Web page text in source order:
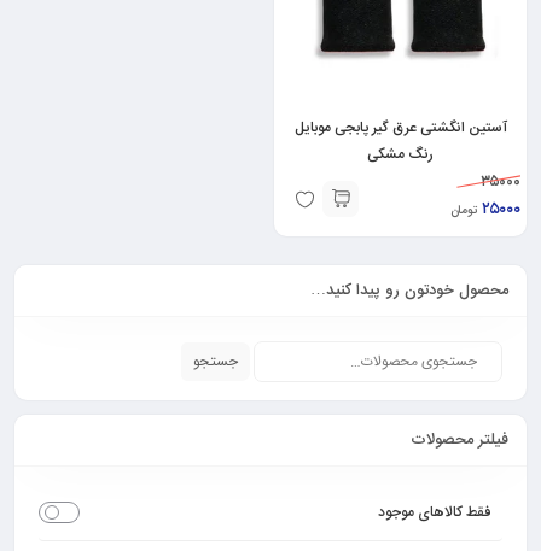
آستین انگشتی عرق گیر پابجی موبایل
رنگ مشکی
۳۵۰۰۰
۲۵۰۰۰ تومان
محصول خودتون رو پیدا کنید…
جستجو
فیلتر محصولات
فقط کالاهای موجود